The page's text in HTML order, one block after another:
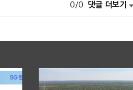
0/0 댓글 더보기